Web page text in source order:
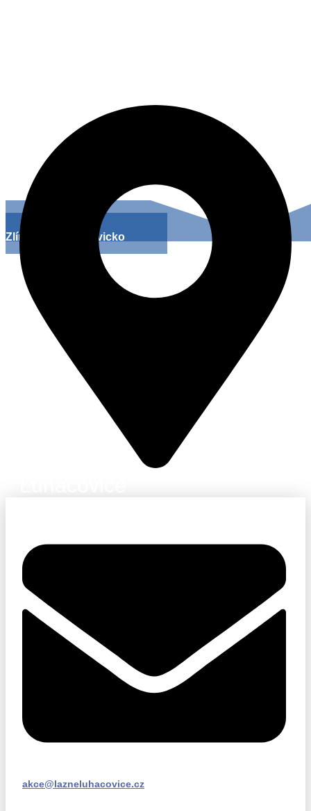
Zlínsko a Luhačovicko
akce@lazneluhacovice.cz